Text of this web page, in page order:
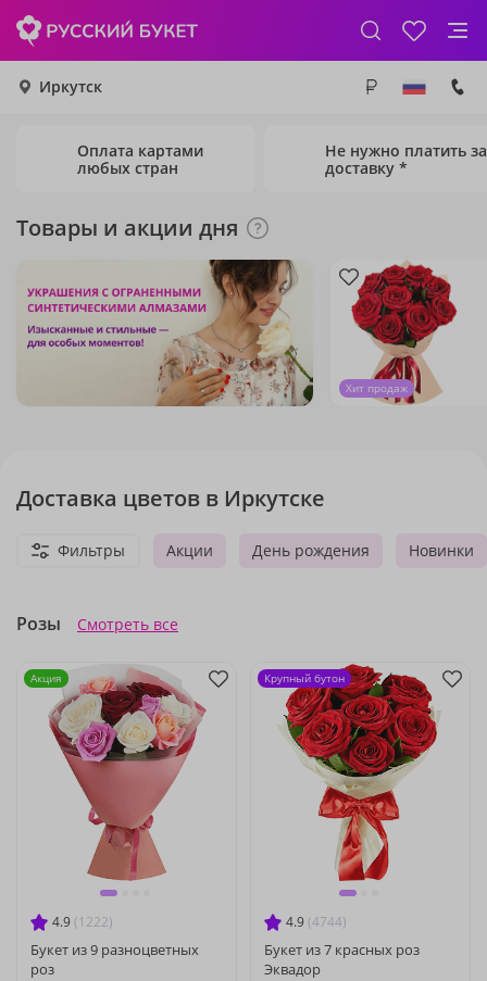
Иркутск
Оплата картами
любых стран
Не нужно платить за
доставку *
Товары и акции дня
Хит продаж
Доставка цветов в Иркутске
Акции День рождения Новинки
Фильтры
Розы Смотреть все
4.9 (1222)
Букет из 9 разноцветных
роз
Акция
4.9 (4744)
Букет из 7 красных роз
Эквадор
Крупный бутон